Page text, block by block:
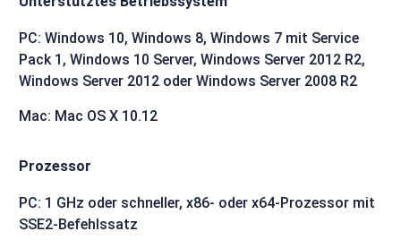
PC: Windows 10, Windows 8, Windows 7 mit Service
Pack 1, Windows 10 Server, Windows Server 2012 R2,
Windows Server 2012 oder Windows Server 2008 R2
Mac: Mac OS X 10.12
Prozessor
PC: 1 GHz oder schneller, x86- oder x64-Prozessor mit
SSE2-Befehlssatz